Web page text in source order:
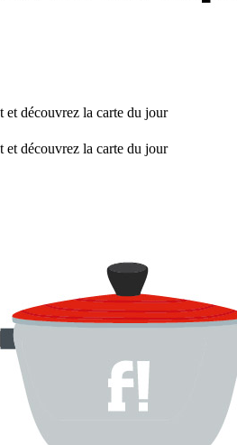
et découvrez la carte du jour
et découvrez la carte du jour